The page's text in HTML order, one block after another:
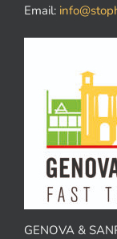
Email:
GENOVA &